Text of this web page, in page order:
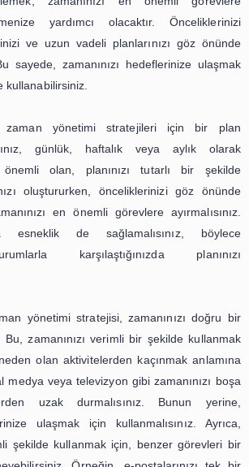
sağlar.
yönetimi stratejileri, verimliliğimizi
için oldukça önemlidir. Zamanı etkili
önem vermek, zaman yönetimi
Bu stratejileri uygulayarak,
kullanabilir ve işlerimizi tamamlamak
olabilir. Unutmayın, zaman
anahtarıdır.
Belirleyin ve
Ulaşın
hızlı tempolu
öneme sahiptir. Her gün, sadece
en iyi şekilde kullanmak ve